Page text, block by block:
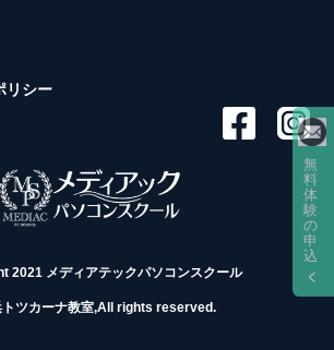
リシー
2021 メディアテックパソコンスクール
トツカーナ教室,All rights reserved.
無
料
体
験
の
申
込